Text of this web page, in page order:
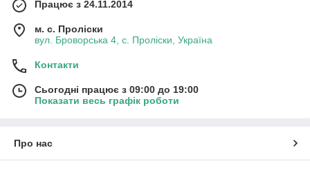
Працює з 24.11.2014
м. с. Проліски
вул. Броворська 4, с. Проліски, Україна
Контакти
Сьогодні працює з 09:00 до 19:00
Показати весь графік роботи
Про нас